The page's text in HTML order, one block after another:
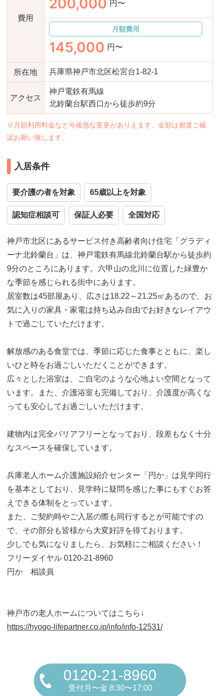
費用
円〜
月額費用
145,000 円〜
所在地 兵庫県神戸市北区松宮台1-82-1
アクセス
神戸電鉄有馬線
北鈴蘭台駅西口から徒歩約9分
※月額利用料金など今後急な変更がありえます。金額は都度ご確
認お願い致します。
入居条件
要介護の者を対象 65歳以上を対象
認知症相談可 保証人必要 全国対応
神戸市北区にあるサービス付き高齢者向け住宅「グラディ
ーナ北鈴蘭台」は、神戸電鉄有馬線北鈴蘭台駅から徒歩約
9分のところにあります。六甲山の北川に位置した緑豊か
な季節を感じられる街中にあります。
居室数は45部屋あり、広さは18.22～21.25㎡あるので、お
気に入りの家具・家電は持ち込み自由でお好きなレイアウ
トで過ごしていただけます。
解放感のある食堂では、季節に応じた食事とともに、楽し
いひと時をお過ごしいただくことができます。
広々とした浴室は、ご自宅のような心地よい空間となって
います。また、介護浴室も完備しており、介護度が高くな
っても安心してお過ごしいただけます。
建物内は完全バリアフリーとなっており、段差もなく十分
なスペースを確保しています。
兵庫老人ホーム介護施設紹介センター「円か」は見学同行
を基本としており、見学時に疑問を感じた事にもすぐお答
えできる体制をとっています。
また、ご契約時やご入居の際も同行するとが可能ですの
で、その部分も皆様から大変好評を得ております。
少しでも気になりましたら、お気軽にご相談ください！
フリーダイヤル 0120-21-8960
円か 相談員
神戸市の老人ホームについてはこちら↓
https://hyogo-lifepartner.co.jp/info/info-12531/
0120-21-8960
受付月〜金 8:30〜17:00